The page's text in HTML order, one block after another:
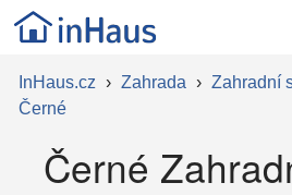
InHaus.cz › Zahrada › Zahradní
Černé
Černé